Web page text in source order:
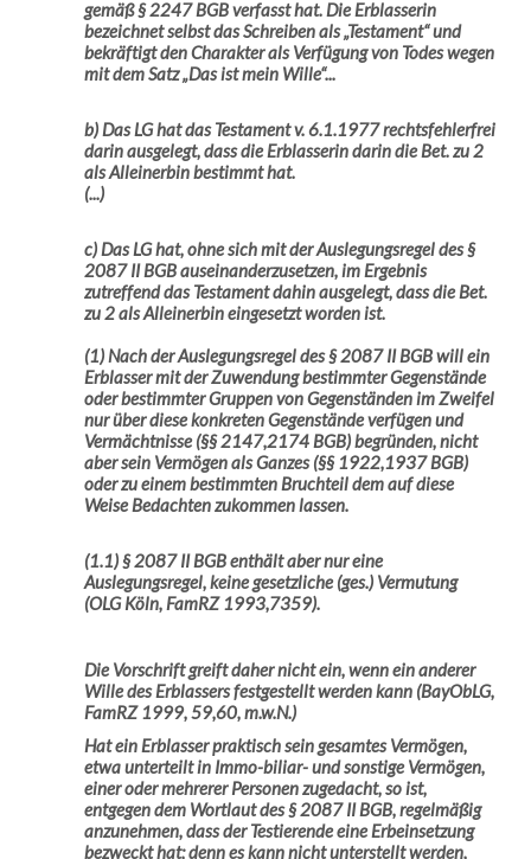
gemäß § 2247 BGB verfasst hat. Die Erblasserin
bezeichnet selbst das Schreiben als „Testament“ und
bekräftigt den Charakter als Verfügung von Todes wegen
mit dem Satz „Das ist mein Wille“...
b) Das LG hat das Testament v. 6.1.1977 rechtsfehlerfrei
darin ausgelegt, dass die Erblasserin darin die Bet. zu 2
als Alleinerbin bestimmt hat.
(...)
c) Das LG hat, ohne sich mit derAuslegungsregel des §
2087 II BGBauseinanderzusetzen, im Ergebnis
zutreffend das Testament dahin ausgelegt, dass die Bet.
zu 2 als Alleinerbin eingesetzt worden ist.
(1) Nach der Auslegungsregel des § 2087 II BGB will ein
Erblasser mit der Zuwendung bestimmter Gegenstände
oder bestimmter Gruppen von Gegenständenim Zweifel
nur über diese konkreten Gegenständeverfügen und
Vermächtnisse(§§ 2147,2174 BGB) begründen, nicht
aber sein Vermögen als Ganzes(§§ 1922,1937 BGB)
oderzu einem bestimmten Bruchteildem auf diese
Weise Bedachten zukommen lassen.
(1.1) § 2087 II BGB enthält abernureine
Auslegungsregel,keine gesetzliche (ges.) Vermutung
(OLG Köln, FamRZ 1993,7359).
Die Vorschrift greift daher nicht ein, wenn ein anderer
Wille des Erblassers festgestellt werden kann (BayObLG,
FamRZ 1999, 59,60, m.w.N.)
Hat ein Erblasser praktisch sein gesamtes Vermögen,
etwa unterteilt in Immo-biliar- und sonstige Vermögen,
einer oder mehrerer Personen zugedacht, so ist,
entgegen dem Wortlaut des § 2087 II BGB, regelmäßig
anzunehmen, dass der Testierende eine Erbeinsetzung
bezweckt hat; denn es kann nicht unterstellt werden,